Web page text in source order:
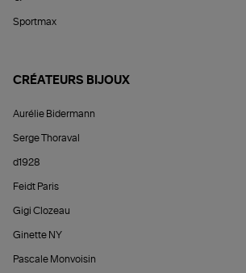
Sportmax
CRÉATEURS BIJOUX
Aurélie Bidermann
Serge Thoraval
d1928
Feidt Paris
Gigi Clozeau
Ginette NY
Pascale Monvoisin